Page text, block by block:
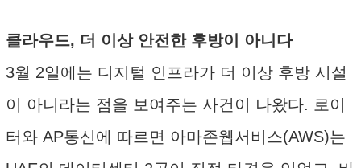
클라우드, 더 이상 안전한 후방이 아니다
3월 2일에는 디지털 인프라가 더 이상 후방 시설
이 아니라는 점을 보여주는 사건이 나왔다. 로이
터와 AP통신에 따르면 아마존웹서비스(AWS)는